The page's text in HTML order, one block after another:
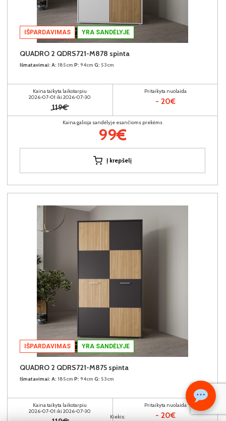
Kiekis:
IŠPARDAVIMAS YRA SANDĖLYJE
QUADRO 2 QDRS721-M878 spinta
Išmatavimai: A: 185cm P: 94cm G: 53cm
Kaina taikyta laikotarpiu
2026-07-01 iki 2026-07-30
119€
Pritaikyta nuolaida
- 20€
Kaina galioja sandėlyje esančioms prekėms
99€
Į krepšelį
IŠPARDAVIMAS YRA SANDĖLYJE
QUADRO 2 QDRS721-M875 spinta
Išmatavimai: A: 185cm P: 94cm G: 53cm
Kaina taikyta laikotarpiu
2026-07-01 iki 2026-07-30
Pritaikyta nuolaida
- 20€